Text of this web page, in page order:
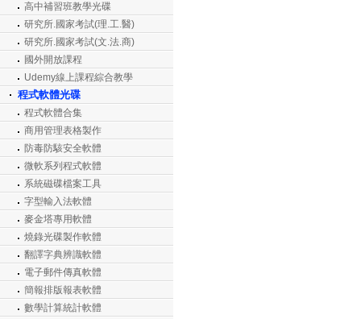
高中補習班教學光碟
研究所.國家考試(理.工.醫)
研究所.國家考試(文.法.商)
國外開放課程
Udemy線上課程綜合教學
程式軟體光碟
程式軟體合集
商用管理表格製作
防毒防駭安全軟體
微軟系列程式軟體
系統磁碟檔案工具
字型輸入法軟體
麥金塔專用軟體
燒錄光碟製作軟體
翻譯字典辨識軟體
電子郵件傳真軟體
簡報排版報表軟體
數學計算統計軟體